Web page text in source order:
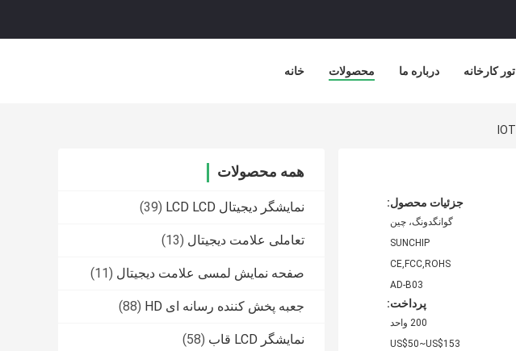
خانه محصولات درباره ما تور کارخانه
همه محصولات
نمایشگر دیجیتال LCD LCD (39)
تعاملی علامت دیجیتال (13)
صفحه نمایش لمسی علامت دیجیتال (11)
جعبه پخش کننده رسانه ای HD (88)
نمایشگر LCD قاب (58)
جزئیات محصول:
گوانگدونگ، چین
SUNCHIP
CE,FCC,ROHS
AD-B03
پرداخت:
200 واحد
US$50~US$153